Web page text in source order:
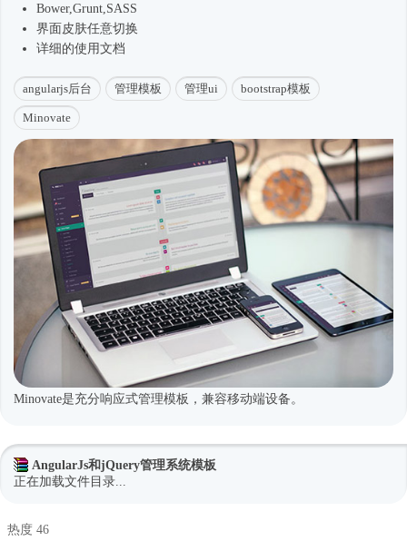
Bower,Grunt,SASS
界面皮肤任意切换
详细的使用文档
angularjs后台 管理模板 管理ui bootstrap模板
Minovate
Minovate是充分响应式管理模板，兼容移动端设备。
AngularJs和jQuery管理系统模板
正在加载文件目录...
热度 46